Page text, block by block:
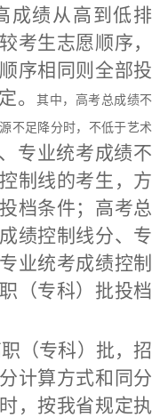
成绩从高到低排
考生志愿顺序，
序相同则全部投
。其中，高考总成绩不
不足降分时，不低于艺术
专业统考成绩不
制线的考生，方
档条件；高考总
绩控制线分、专
业统考成绩控制
（专科）批投档
（专科）批，招
计算方式和同分
，按我省规定执